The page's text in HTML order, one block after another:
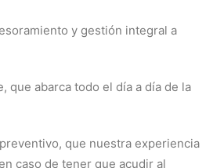
y gestión integral a
que abarca todo el día a día de la
que nuestra experiencia
caso de tener que acudir al